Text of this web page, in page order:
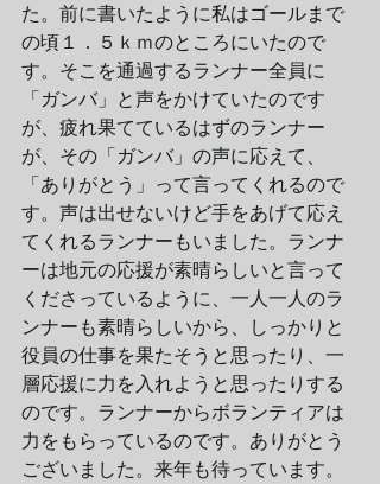
た。前に書いたように私はゴールまで
の頃１．５ｋｍのところにいたので
す。そこを通過するランナー全員に
「ガンバ」と声をかけていたのです
が、疲れ果てているはずのランナー
が、その「ガンバ」の声に応えて、
「ありがとう」って言ってくれるので
す。声は出せないけど手をあげて応え
てくれるランナーもいました。ランナ
ーは地元の応援が素晴らしいと言って
くださっているように、一人一人のラ
ンナーも素晴らしいから、しっかりと
役員の仕事を果たそうと思ったり、一
層応援に力を入れようと思ったりする
のです。ランナーからボランティアは
力をもらっているのです。ありがとう
ございました。来年も待っています。